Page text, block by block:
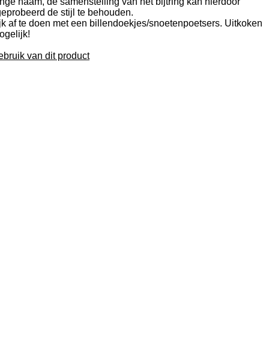
de stijl te behouden.
af te doen met een billendoekjes/snoetenpoetsers. Uitkoken
van dit product